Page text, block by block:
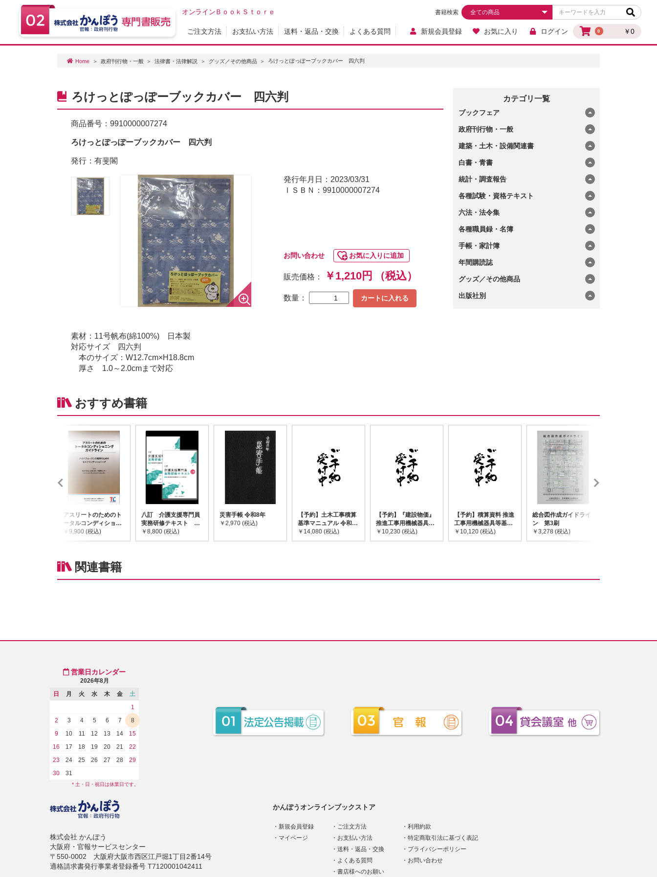
オンラインＢｏｏｋＳｔｏｒｅ
0 ￥0
書籍検索
ご注文方法 お支払い方法 送料・返品・交換 よくある質問 新規会員登録 お気に入り ログイン
Home 政府刊行物・一般 法律書・法律解説 グッズ／その他商品 ろけっとぽっぽーブックカバー 四六判
カテゴリ一覧
ブックフェア
政府刊行物・一般
建築・土木・設備関連書
白書・青書
統計・調査報告
各種試験・資格テキスト
六法・法令集
各種職員録・名簿
手帳・家計簿
年間購読誌
グッズ／その他商品
出版社別
ろけっとぽっぽーブックカバー 四六判
商品番号： 9910000007274
ろけっとぽっぽーブックカバー 四六判
発行：有斐閣
発行年月日：2023/03/31
ＩＳＢＮ：9910000007274
お問い合わせ お気に入りに追加
販売価格： ￥1,210円 （税込）
数量： カートに入れる
素材：11号帆布(綿100%) 日本製
対応サイズ 四六判
本のサイズ：W12.7cm×H18.8cm
厚さ 1.0～2.0cmまで対応
おすすめ書籍
アスリートのためのト
ータルコンディショニ
ングガイドライン
￥9,900 (税込)
八訂 介護支援専門員
実務研修テキスト
(上・下巻/分売不可)
￥8,800 (税込)
災害手帳 令和8年
￥2,970 (税込)
【予約】土木工事積算
基準マニュアル 令和8
年度版 ※2026年8月
下旬発売予定
￥14,080 (税込)
【予約】『建設物価』
推進工事用機械器具等
基礎価格表 2026年度
版 ※2026/8/31発売予
￥10,230 (税込)
【予約】積算資料 推進
工事用機械器具等基礎
価格表 2026年度版
※2026/8/31発売予定
￥10,120 (税込)
総合図作成ガイドライ
ン 第3刷
￥3,278 (税込)
関連書籍
かんぽうオンラインブックストア
新規会員登録
マイページ
ご注文方法
お支払い方法
送料・返品・交換
よくある質問
書店様へのお願い
利用約款
特定商取引法に基づく表記
プライバシーポリシー
お問い合わせ
営業日カレンダー
2026年8月
日
月 火 水 木 金
土
1
2
3 4 5 6 7
8
9
10 11 12 13 14
15
16
17 18 19 20 21
22
23
24 25 26 27 28
29
30
31
* 土・日・祝日は休業日です。
株式会社 かんぽう
大阪府・官報サービスセンター
〒550-0002 大阪府大阪市西区江戸堀1丁目2番14号
適格請求書発行事業者登録番号 T7120001042411